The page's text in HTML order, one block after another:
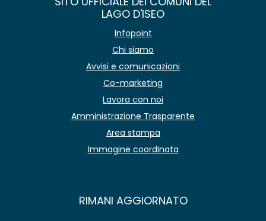
LAGO D'ISEO
Infopoint
Chi siamo
Avvisi e comunicazioni
Co-marketing
Lavora con noi
Amministrazione Trasparente
Area stampa
Immagine coordinata
RIMANI AGGIORNATO